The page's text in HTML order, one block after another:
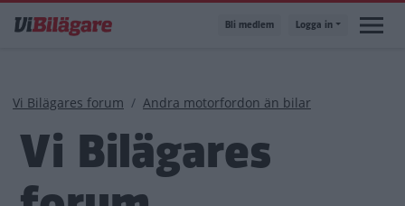
till
Bli medlem Logga in
Länkstig
Vi Bilägares forum Andra motorfordon än bilar
Vi Bilägares